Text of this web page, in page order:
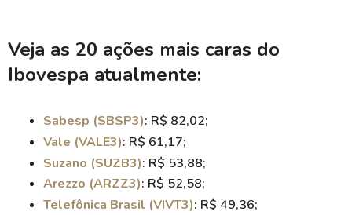
Veja as 20 ações mais caras do
Ibovespa atualmente:
Sabesp (SBSP3): R$ 82,02;
Vale (VALE3): R$ 61,17;
Suzano (SUZB3): R$ 53,88;
Arezzo (ARZZ3): R$ 52,58;
Telefônica Brasil (VIVT3): R$ 49,36;